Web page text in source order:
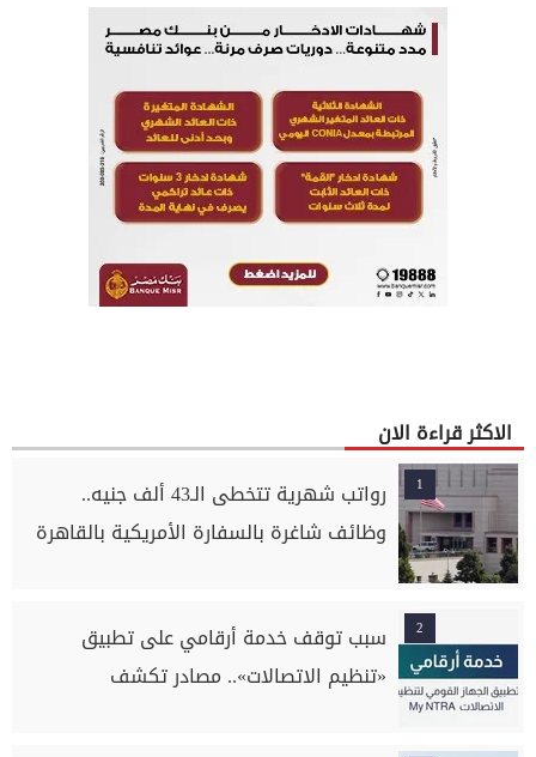
الاكثر قراءة الان
1
رواتب شهرية تتخطى الـ43 ألف جنيه..
وظائف شاغرة بالسفارة الأمريكية بالقاهرة
2
سبب توقف خدمة أرقامي على تطبيق
«تنظيم الاتصالات».. مصادر تكشف